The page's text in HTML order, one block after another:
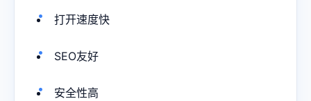
打开速度快
SEO友好
安全性高